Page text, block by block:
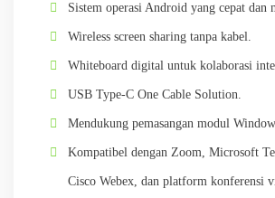
Sistem operasi Android yang cepat dan
Wireless screen sharing tanpa kabel.
Whiteboard digital untuk kolaborasi
USB Type-C One Cable Solution.
Mendukung pemasangan modul
Kompatibel dengan Zoom, Microsoft
Cisco Webex, dan platform konferensi